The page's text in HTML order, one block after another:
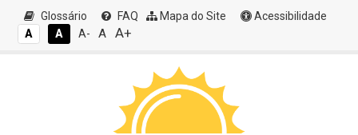
Glossário FAQ Mapa do Site
Acessibilidade
A
A A- A A+